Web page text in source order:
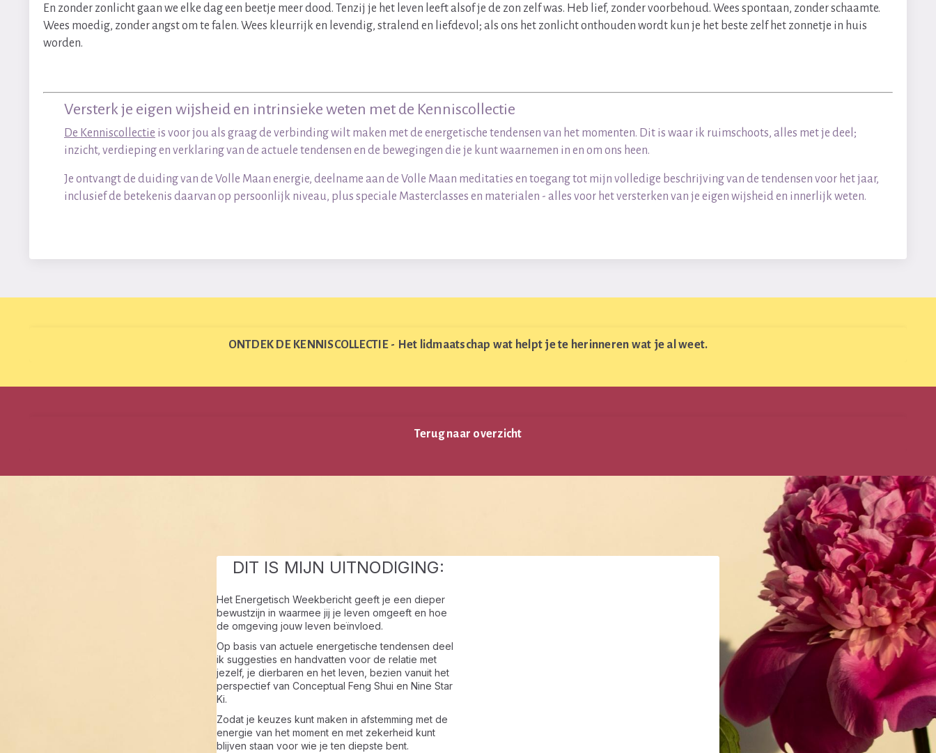
En zonder zonlicht gaan we elke dag een beetje meer dood. Tenzij je het leven leeft alsof je de zon zelf was. Heb lief, zonder voorbehoud. Wees spontaan, zonder schaamte.
Wees moedig, zonder angst om te falen. Wees kleurrijk en levendig, stralend en liefdevol; als ons het zonlicht onthouden wordt kun je het beste zelf het zonnetje in huis
worden.
Versterk je eigen wijsheid en intrinsieke weten met de Kenniscollectie
De Kenniscollectie is voor jou als graag de verbinding wilt maken met de energetische tendensen van het momenten. Dit is waar ik ruimschoots, alles met je deel;
inzicht, verdieping en verklaring van de actuele tendensen en de bewegingen die je kunt waarnemen in en om ons heen.
Je ontvangt de duiding van de Volle Maan energie, deelname aan de Volle Maan meditaties en toegang tot mijn volledige beschrijving van de tendensen voor het jaar,
inclusief de betekenis daarvan op persoonlijk niveau, plus speciale Masterclasses en materialen - alles voor het versterken van je eigen wijsheid en innerlijk weten.
ONTDEK DE KENNISCOLLECTIE - Het lidmaatschap wat helpt je te herinneren wat je al weet.
Terug naar overzicht
DIT IS MIJN UITNODIGING:
Het Energetisch Weekbericht geeft je een dieper
bewustzijn in waarmee jij je leven omgeeft en hoe
de omgeving jouw leven beïnvloed.
Op basis van actuele energetische tendensen deel
ik suggesties en handvatten voor de relatie met
jezelf, je dierbaren en het leven, bezien vanuit het
perspectief van Conceptual Feng Shui en Nine Star
Ki.
Zodat je keuzes kunt maken in afstemming met de
energie van het moment en met zekerheid kunt
blijven staan voor wie je ten diepste bent.